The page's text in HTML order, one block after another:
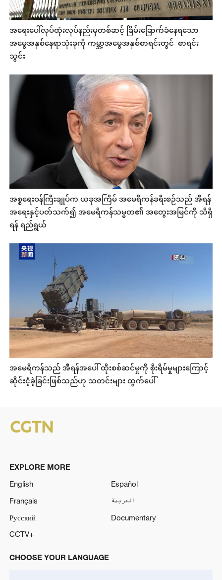
အရေးပေါ်လုပ်ထုံးလုပ်နည်းမှတစ်ဆင့် ခြိမ်းခြောက်ခံနေရသော
အမွေအနှစ်နေရာသုံးခုကို ကမ္ဘာ့အမွေအနှစ်စာရင်းတွင် စာရင်း
သွင်း
အစ္စရေးဝန်ကြီးချုပ်က ယခုအကြိမ် အမေရိကန်ခရီးစဉ်သည် အီရန်
အရေးနှင့်ပတ်သက်၍ အမေရိကန်သမ္မတ၏ အတွေးအမြင်ကို သိရှိ
ရန် ရည်ရွယ်
အမေရိကန်သည် အီရန်အပေါ် ထိုးစစ်ဆင်မှုကို စိုးရိမ်မှုများကြောင့်
ဆိုင်းငံ့ခဲ့ခြင်းဖြစ်သည်ဟု သတင်းများ ထွက်ပေါ်
EXPLORE MORE
English
Español
Français
العربية
Русский
Documentary
CCTV+
CHOOSE YOUR LANGUAGE